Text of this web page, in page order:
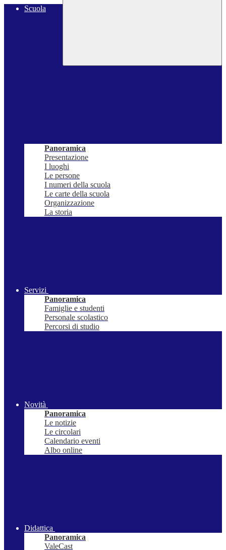
Scuola
Panoramica
Presentazione
I luoghi
Le persone
I numeri della scuola
Le carte della scuola
Organizzazione
La storia
Servizi
Panoramica
Famiglie e studenti
Personale scolastico
Percorsi di studio
Novità
Panoramica
Le notizie
Le circolari
Calendario eventi
Albo online
Didattica
Panoramica
ValeCast